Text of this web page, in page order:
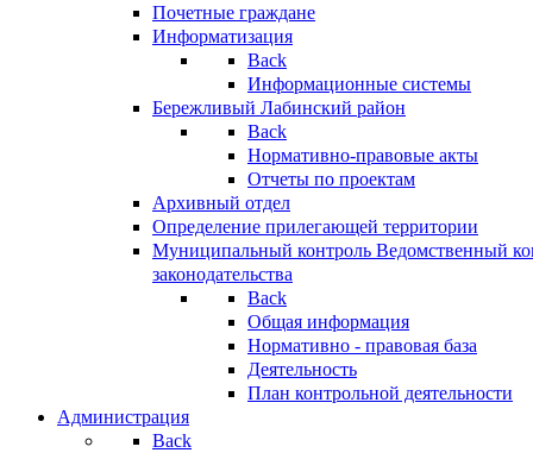
Почетные граждане
Информатизация
Back
Информационные системы
Бережливый Лабинский район
Back
Нормативно-правовые акты
Отчеты по проектам
Архивный отдел
Определение прилегающей территории
Муниципальный контроль Ведомственный
законодательства
Back
Общая информация
Нормативно - правовая база
Деятельность
План контрольной деятельности
Администрация
Back